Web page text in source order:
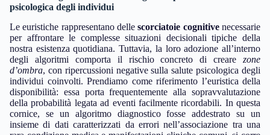
psicologica degli individui
Le euristiche rappresentano dellescorciatoie cognitivenecessarie
per affrontare le complesse situazioni decisionali tipiche della
nostra esistenza quotidiana. Tuttavia, la loro adozione all’interno
degli algoritmi comporta il rischio concreto di creare zone
d’ombra, con ripercussioni negative sulla salute psicologica degli
individui coinvolti. Prendiamo come riferimento l’euristica della
disponibilità: essa porta frequentemente alla sopravvalutazione
della probabilità legata ad eventi facilmente ricordabili. In questa
cornice, se un algoritmo diagnostico fosse addestrato su un
insieme di dati caratterizzati da errori nell’associazione tra una